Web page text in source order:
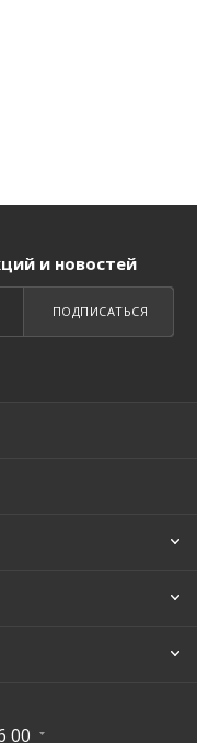
и новостей
ПОДПИСАТЬСЯ
00